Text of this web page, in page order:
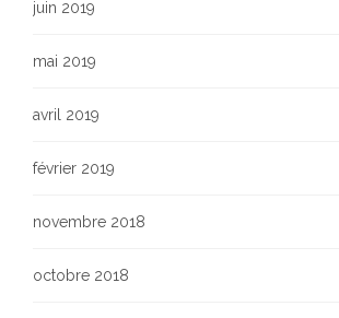
juin 2019
mai 2019
avril 2019
février 2019
novembre 2018
octobre 2018